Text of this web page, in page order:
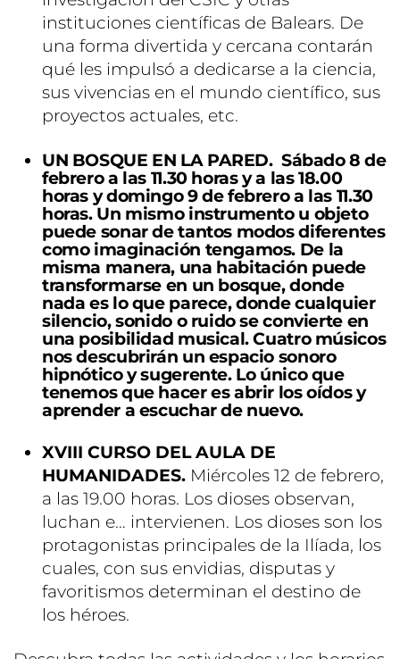
instituciones científicas de Balears. De
una forma divertida y cercana contarán
qué les impulsó a dedicarse a la ciencia,
sus vivencias en el mundo científico, sus
proyectos actuales, etc.
UN BOSQUE EN LA PARED. Sábado 8 de
febrero a las 11.30 horas y a las 18.00
horas y domingo 9 de febrero a las 11.30
horas. Un mismo instrumento u objeto
puede sonar de tantos modos diferentes
como imaginación tengamos. De la
misma manera, una habitación puede
transformarse en un bosque, donde
nada es lo que parece, donde cualquier
silencio, sonido o ruido se convierte en
una posibilidad musical. Cuatro músicos
nos descubrirán un espacio sonoro
hipnótico y sugerente. Lo único que
tenemos que hacer es abrir los oídos y
aprender a escuchar de nuevo.
XVIII CURSO DEL AULA DE
HUMANIDADES. Miércoles 12 de febrero,
a las 19.00 horas. Los dioses observan,
luchan e… intervienen. Los dioses son los
protagonistas principales de la Ilíada, los
cuales, con sus envidias, disputas y
favoritismos determinan el destino de
los héroes.